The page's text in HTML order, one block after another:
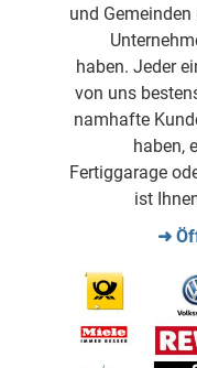
und
haben. Jeder
von uns
namhafte
haben,
Fertiggarage
ist
➜